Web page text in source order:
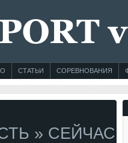
СТАТЬИ СОРЕВНОВАНИЯ
» СЕЙЧАС